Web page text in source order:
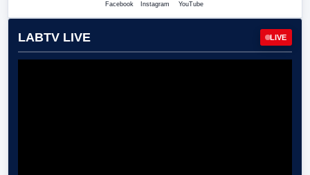
Facebook Instagram YouTube
LABTV LIVE LIVE